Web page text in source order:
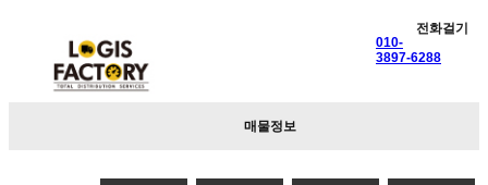
전화걸기
010-
3897-6288
매물정보